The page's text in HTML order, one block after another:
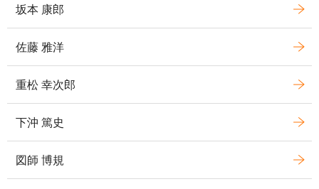
坂本 康郎
佐藤 雅洋
重松 幸次郎
下沖 篤史
図師 博規